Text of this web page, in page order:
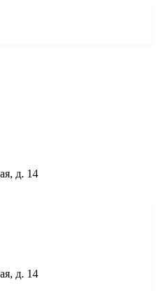
д. 14
д. 14